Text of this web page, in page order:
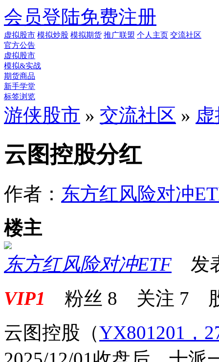
会员登陆免费注册
虚拟股市 模拟炒股 模拟期货 推广联盟 个人主页 交流社区
官方公告
虚拟股市
模拟&实战
期货商品
新手学堂
标签浏览
游侠股市 » 交流社区 »
云图控股分红
作者： 东方红风险对冲
楼主
东方红风险对冲ETF 发
VIP1 粉丝 8 关注 7
云图控股 （YX801201，